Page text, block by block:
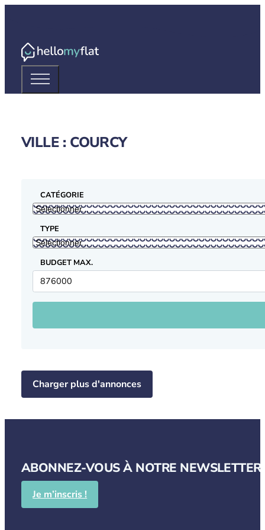
VILLE : COURCY
CATÉGORIE
TYPE
BUDGET MAX.
Charger plus d'annonces
ABONNEZ-VOUS À NOTRE
Je m’inscris !